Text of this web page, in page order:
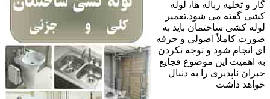
گاز و تخلیه زباله ها، لوله
کشی گفته می شود.تعمیر
لوله کشی ساختمان باید به
صورت کاملاً اصولی و حرفه
ای انجام شود و توجه نکردن
به اهمیت این موضوع فجایع
جبران ناپذیری را به دنبال
خواهد داشت